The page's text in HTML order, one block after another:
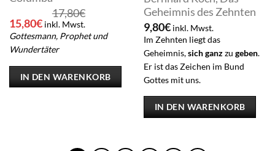
17,80€
Ursprünglicher
Preis
war:
17,80€
15,80€Aktueller
Preis
ist:
15,80€.
inkl. Mwst.
Gottesmann, Prophet und
Wundertäter
IN DEN WARENKORB
Geheimnis des Zehnten
9,80€ inkl. Mwst.
Im Zehnten liegt das
Geheimnis,sich ganzzu geben.
Er ist das Zeichen im Bund
Gottes mit uns.
IN DEN WARENKORB